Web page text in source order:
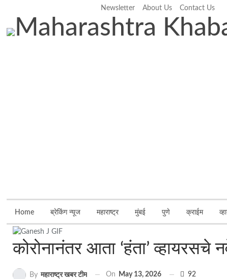
Newsletter About Us Contact Us
Home ब्रेकिंग न्यूज महाराष्ट्र मुंबई पुणे क्राईम
कोरोनानंतर आता ‘हंता’
By महाराष्ट्र खबर टीम On May 13, 2026 92